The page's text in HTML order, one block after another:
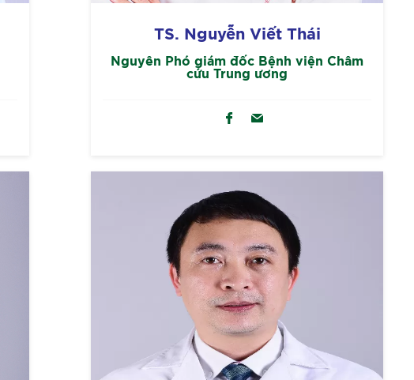
TS. Nguyễn Viết Thái
Nguyên Phó giám đốc Bệnh viện Châm
cứu Trung ương